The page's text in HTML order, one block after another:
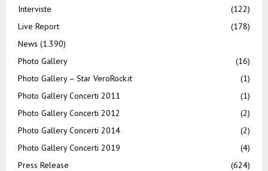
Interviste
(122)
Live Report
(178)
News (1.390)
Photo Gallery
(16)
Photo Gallery – Star VeroRock.it
(1)
Photo Gallery Concerti 2011
(1)
Photo Gallery Concerti 2012
(2)
Photo Gallery Concerti 2014
(2)
Photo Gallery Concerti 2019
(4)
Press Release
(624)